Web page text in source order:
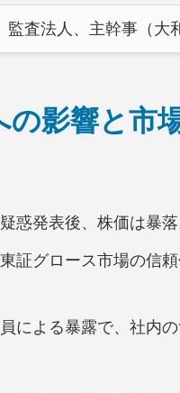
監査法人、主幹事（大
の影響と市
惑発表後、株価は暴
証グロース市場の信
による暴露で、社内